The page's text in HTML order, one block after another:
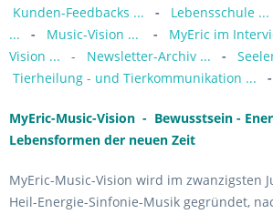
Kunden-Feedbacks ...
- Lebensschule ...
...
- Music-Vision ... - MyEric im
Vision ... - Newsletter-Archiv ... -
Tierheilung - und Tierkommunikation ...
-
MyEric-Music-Vision - Bewusstsein -
Lebensformen der neuen Zeit
MyEric-Music-Vision wird im zwanzigsten
Heil-Energie-Sinfonie-Musik gegründet,